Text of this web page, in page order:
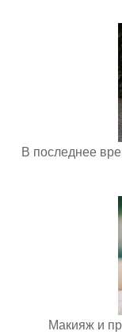
В последнее
Макияж и